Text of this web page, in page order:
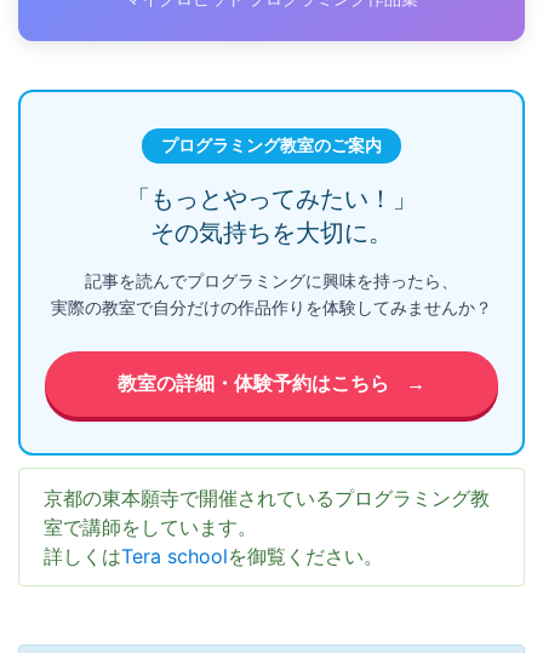
プログラミング教室のご案内
「もっとやってみたい！」
その気持ちを大切に。
記事を読んでプログラミングに興味を持ったら、
実際の教室で自分だけの作品作りを体験してみませんか？
教室の詳細・体験予約はこちら →
京都の東本願寺で開催されているプログラミング教
室で講師をしています。
詳しくはTera schoolを御覧ください。